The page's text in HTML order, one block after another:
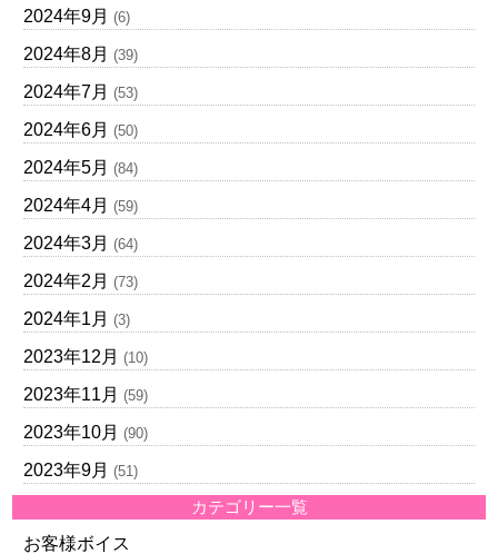
2024年9月 (6)
2024年8月 (39)
2024年7月 (53)
2024年6月 (50)
2024年5月 (84)
2024年4月 (59)
2024年3月 (64)
2024年2月 (73)
2024年1月 (3)
2023年12月 (10)
2023年11月 (59)
2023年10月 (90)
2023年9月 (51)
カテゴリー一覧
お客様ボイス